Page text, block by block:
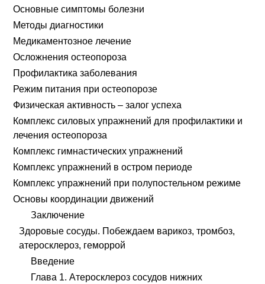
Основные симптомы болезни
Методы диагностики
Медикаментозное лечение
Осложнения остеопороза
Профилактика заболевания
Режим питания при остеопорозе
Физическая активность – залог успеха
Комплекс силовых упражнений для профилактики и
лечения остеопороза
Комплекс гимнастических упражнений
Комплекс упражнений в остром периоде
Комплекс упражнений при полупостельном режиме
Основы координации движений
Заключение
Здоровые сосуды. Побеждаем варикоз, тромбоз,
атеросклероз, геморрой
Введение
Глава 1. Атеросклероз сосудов нижних